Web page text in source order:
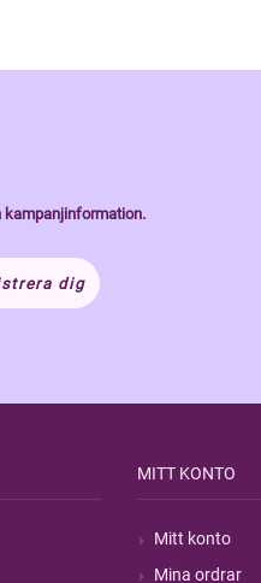
kampanjinformation.
dig
MITT KONTO
Mitt konto
Mina ordrar